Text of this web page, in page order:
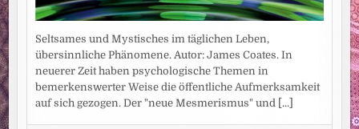
Seltsames und Mystisches im täglichen Leben,
übersinnliche Phänomene. Autor: James Coates. In
neuerer Zeit haben psychologische Themen in
bemerkenswerter Weise die öffentliche Aufmerksamkeit
auf sich gezogen. Der "neue Mesmerismus" und
[...]